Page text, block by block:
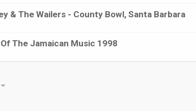
& The Wailers - County Bowl, Santa Barbara
The Jamaican Music 1998